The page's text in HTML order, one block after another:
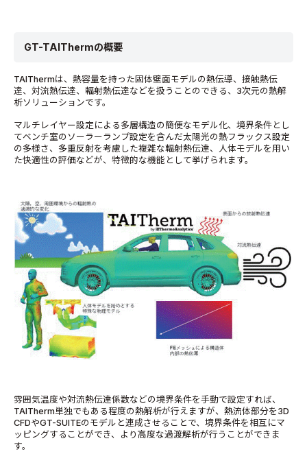
GT-TAIThermの概要
TAIThermは、熱容量を持った固体壁面モデルの熱伝導、接触熱伝
達、対流熱伝達、輻射熱伝達などを扱うことのできる、3次元の熱解
析ソリューションです。
マルチレイヤー設定による多層構造の簡便なモデル化、境界条件とし
てベンチ室のソーラーランプ設定を含んだ太陽光の熱フラックス設定
の多様さ、多重反射を考慮した複雑な輻射熱伝達、人体モデルを用い
た快適性の評価などが、特徴的な機能として挙げられます。
雰囲気温度や対流熱伝達係数などの境界条件を手動で設定すれば、
TAITherm単独でもある程度の熱解析が行えますが、熱流体部分を3D
CFDやGT-SUITEのモデルと連成させることで、境界条件を相互にマ
ッピングすることができ、より高度な過渡解析が行うことができま
す。